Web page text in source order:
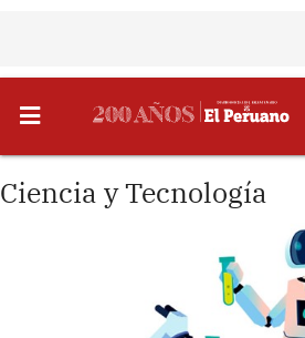
Ciencia y Tecnología